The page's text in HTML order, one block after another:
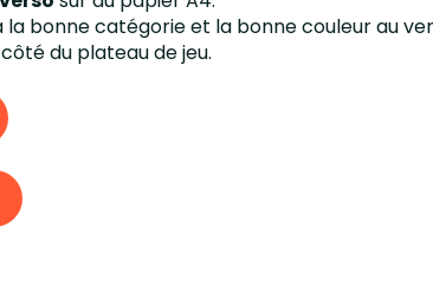
bonne catégorie et la bonne couleur au
du plateau de jeu.